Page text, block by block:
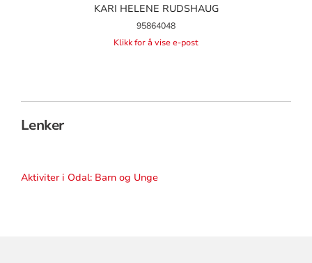
KARI HELENE RUDSHAUG
95864048
Klikk for å vise e-post
Lenker
Aktiviter i Odal: Barn og Unge